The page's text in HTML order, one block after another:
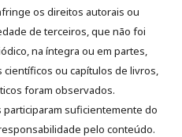
os direitos autorais ou
de terceiros, que não foi
na íntegra ou em partes,
científicos ou capítulos de livros,
foram observados.
suficientemente do
pelo conteúdo.